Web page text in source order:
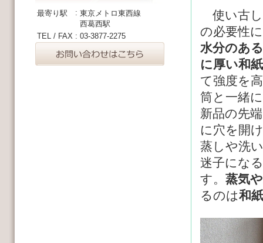
最寄り駅 : 東京メトロ東西線
西葛西駅
TEL / FAX : 03-3877-2275
使い古
の必要性
水分のあ
に厚い和
て強度を
筒と一緒
新品の先
に穴を開
蒸しや洗
迷子にな
す。 蒸気
るのは和紙